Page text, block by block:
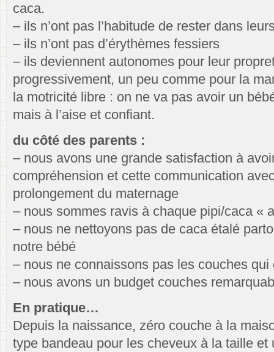
caca.
– ils n’ont pas l’habitude de rester dans
– ils n’ont pas d’érythèmes fessiers
– ils deviennent autonomes pour leur
progressivement, un peu comme pour la
la motricité libre : on ne va pas avoir un
mais à l’aise et confiant.
du côté des parents :
– nous avons une grande satisfaction à
compréhension et cette communication
prolongement du maternage
– nous sommes ravis à chaque pipi/caca «
– nous ne nettoyons pas de caca étalé
notre bébé
– nous ne connaissons pas les couches qui
– nous avons un budget couches
En pratique…
Depuis la naissance, zéro couche à la
type bandeau pour les cheveux à la taille et